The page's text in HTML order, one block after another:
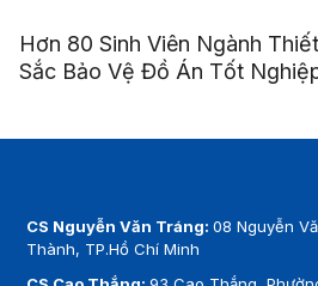
Hơn 80 Sinh Viên Ngành
Sắc Bảo Vệ Đồ Án Tốt
CS Nguyễn Văn Tráng:08 Nguyễn
Thành, TP.Hồ Chí Minh